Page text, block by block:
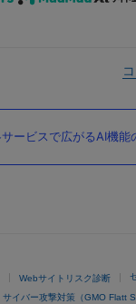
ービスで広がるAI機能
Webサイトリスク診断
サイバー攻撃対策（GMO Flatt